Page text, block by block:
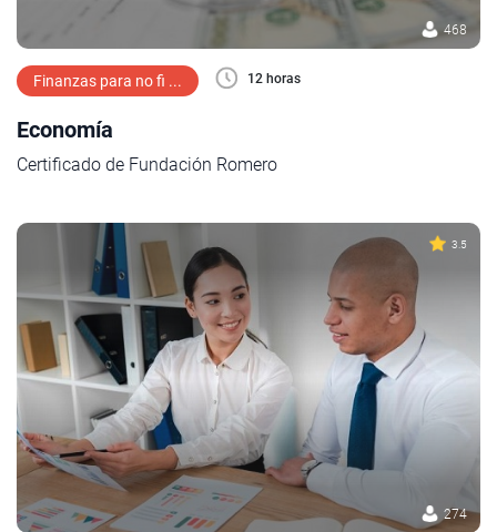
468
Finanzas para no fi ... 12 horas
Economía
Certificado de Fundación Romero
3.5
274